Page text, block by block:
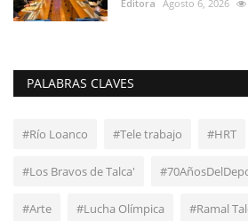
Editora Agosto 6, 2026
PALABRAS CLAVES
#Río Loanco #Tele trabajo #HRT
#Los Bravos de Talca'
#Arte #Lucha Olímpica #Ramal